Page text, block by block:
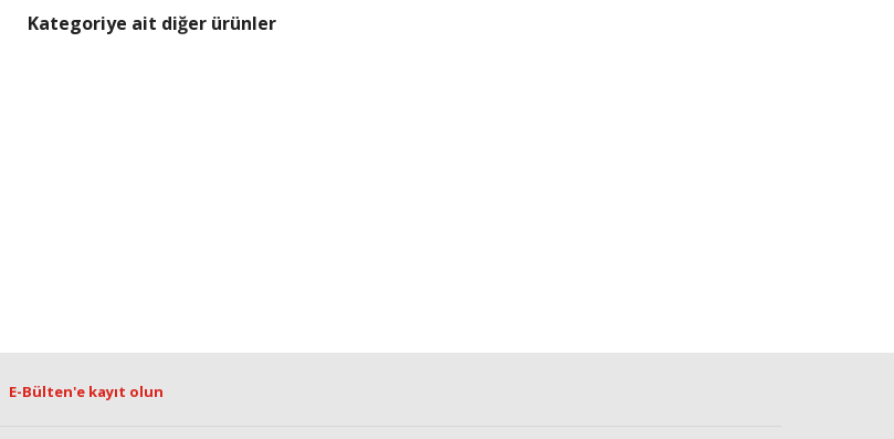
Kategoriye ait diğer ürünler
E-Bülten'e kayıt olun